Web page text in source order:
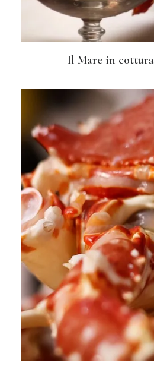
LEGGI TUTTO
Il Mare in cottura